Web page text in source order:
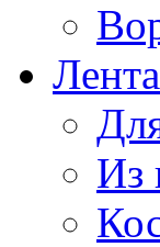
Из